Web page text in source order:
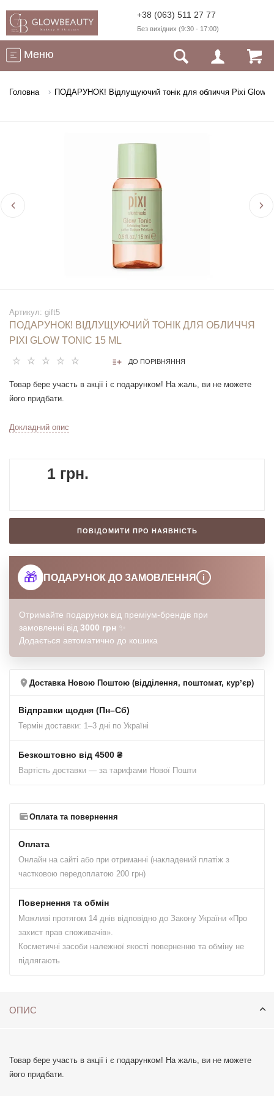
+38 (063) 511 27 77
Без вихідних (9:30 - 17:00)
Меню
Головна ПОДАРУНОК! Відлущуючий тонік для обличчя Pixi Glow
Артикул: gift5
ПОДАРУНОК! ВІДЛУЩУЮЧИЙ ТОНІК ДЛЯ ОБЛИЧЧЯ
PIXI GLOW TONIC 15 ML
ДО ПОРІВНЯННЯ
Товар бере участь в акції і є подарунком! На жаль, ви не можете
його придбати.
Відлущуючий тонік для обличчя Pixi Glow Tonic
Докладний опис
1 грн.
ПОВІДОМИТИ ПРО НАЯВНІСТЬ
🎁 ПОДАРУНОК ДО ЗАМОВЛЕННЯ i
Отримайте подарунок від преміум-брендів при
замовленні від 3000 грн ✨
Додається автоматично до кошика
Доставка Новою Поштою (відділення, поштомат, курʼєр)
Відправки щодня (Пн–Сб)
Термін доставки: 1–3 дні по Україні
Безкоштовно від 4500 ₴
Вартість доставки — за тарифами Нової Пошти
Оплата та повернення
Оплата
Онлайн на сайті або при отриманні (накладений платіж з
частковою передоплатою 200 грн)
Повернення та обмін
Можливі протягом 14 днів відповідно до Закону України «Про
захист прав споживачів».
Косметичні засоби належної якості поверненню та обміну не
підлягають
ОПИС
Товар бере участь в акції і є подарунком! На жаль, ви не можете
його придбати.